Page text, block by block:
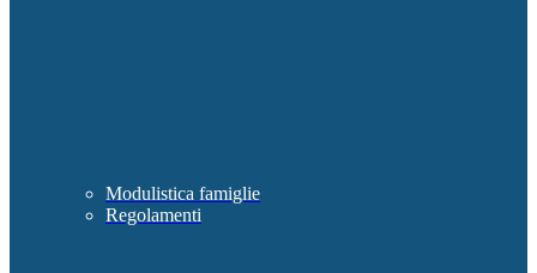
Modulistica famiglie
Regolamenti